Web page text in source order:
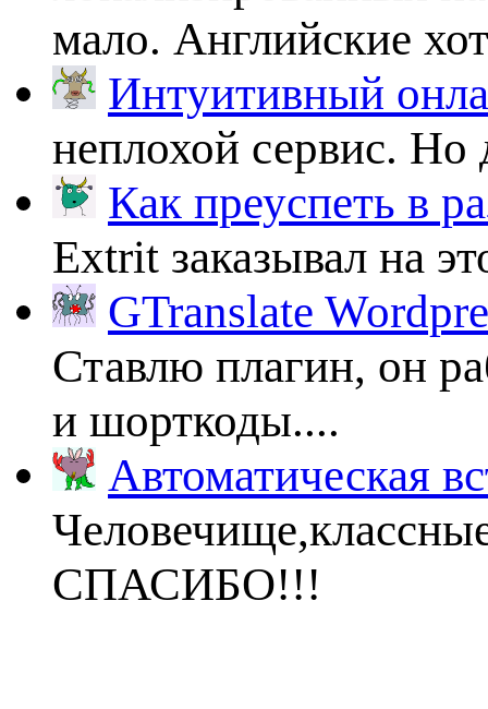
мало. Английские
Интуитивный
неплохой сервис.
Как преуспеть в
Extrit заказывал на
GTranslate
Ставлю плагин, он
и шорткоды....
Автоматическая
СПАСИБО!!!